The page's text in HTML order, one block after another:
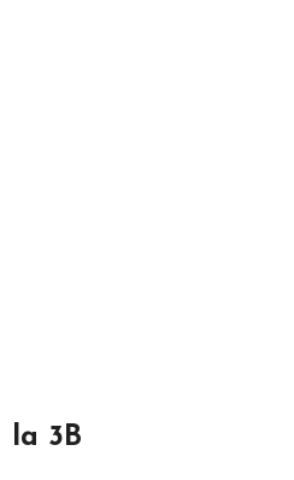
la 3B